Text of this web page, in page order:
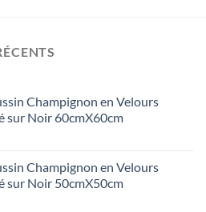
Champignon en Velours
sur Noir 60cmX60cm
Champignon en Velours
sur Noir 50cmX50cm